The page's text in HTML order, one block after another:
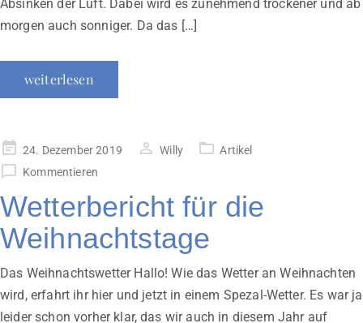
Absinken der Luft. Dabei wird es zunehmend trockener und ab
morgen auch sonniger. Da das […]
weiterlesen
Veröffentlicht
am
24. Dezember 2019 Willy
Artikel
Kommentieren
Wetterbericht für die
Weihnachtstage
Das Weihnachtswetter Hallo! Wie das Wetter an Weihnachten
wird, erfahrt ihr hier und jetzt in einem Spezal-Wetter. Es war ja
leider schon vorher klar, das wir auch in diesem Jahr auf